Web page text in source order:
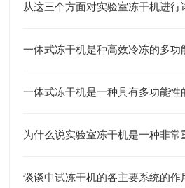
从这三个方面对实验室冻干机进行
一体式冻干机是种高效冷冻的多功
一体式冻干机是一种具有多功能性
谈谈中试冻干机的各主要系统的作